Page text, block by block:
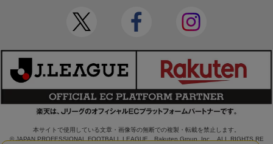
本サイトで使用している文章・画像等の無断での複製・転載を禁止します。
© JAPAN PROFESSIONAL FOOTBALL LEAGUE Rakuten Group, Inc. ALL RIGHTS RE